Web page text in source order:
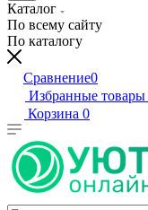
Каталог
По всему сайту
По каталогу
Сравнение0
Избранные товары
Корзина 0